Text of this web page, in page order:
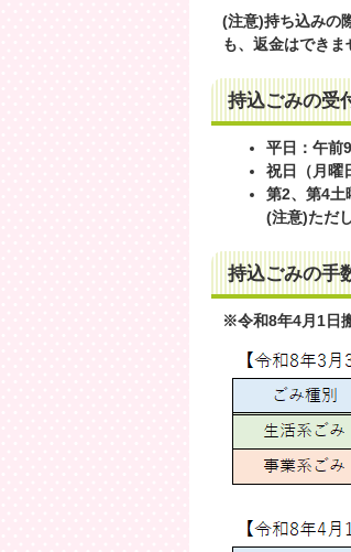
(注意)持ち込みの
も、返金はできま
持込ごみの受
平日：午前
祝日（月曜
第2、第4土
(注意)ただ
持込ごみの手
※令和8年4月1日